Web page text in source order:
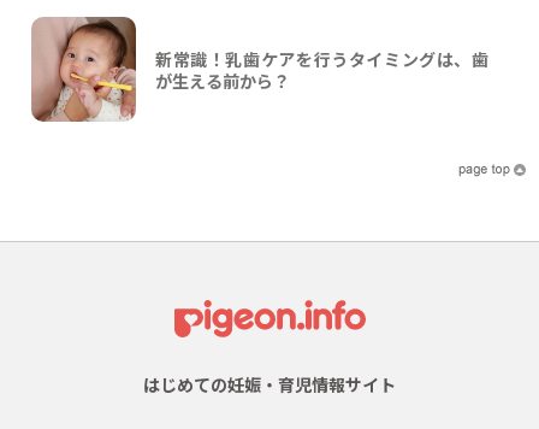
新常識！乳歯ケアを行うタイミングは、歯
が生える前から？
はじめての妊娠・育児情報サイト